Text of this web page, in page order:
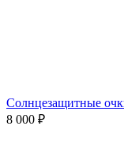
Солнцезащитные
8 000 ₽